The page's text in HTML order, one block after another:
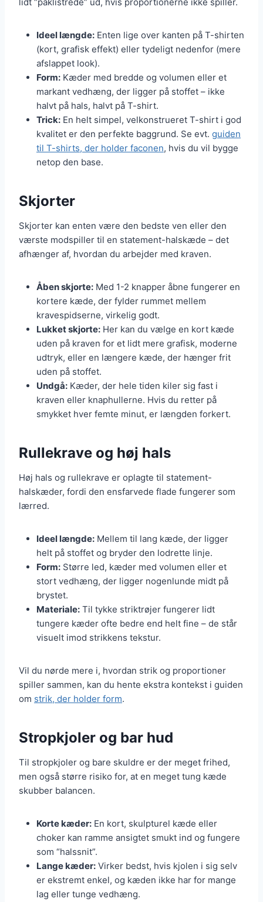
lidt “påklistrede” ud, hvis proportionerne ikke spiller.
Ideel længde: Enten lige over kanten på T-shirten
(kort, grafisk effekt) eller tydeligt nedenfor (mere
afslappet look).
Form: Kæder med bredde og volumen eller et
markant vedhæng, der ligger på stoffet – ikke
halvt på hals, halvt på T-shirt.
Trick: En helt simpel, velkonstrueret T-shirt i god
kvalitet er den perfekte baggrund. Se evt. guiden
til T-shirts, der holder faconen, hvis du vil bygge
netop den base.
Skjorter
Skjorter kan enten være den bedste ven eller den
værste modspiller til en statement-halskæde – det
afhænger af, hvordan du arbejder med kraven.
Åben skjorte: Med 1-2 knapper åbne fungerer en
kortere kæde, der fylder rummet mellem
kravespidserne, virkelig godt.
Lukket skjorte: Her kan du vælge en kort kæde
uden på kraven for et lidt mere grafisk, moderne
udtryk, eller en længere kæde, der hænger frit
uden på stoffet.
Undgå: Kæder, der hele tiden kiler sig fast i
kraven eller knaphullerne. Hvis du retter på
smykket hver femte minut, er længden forkert.
Rullekrave og høj hals
Høj hals og rullekrave er oplagte til statement-
halskæder, fordi den ensfarvede flade fungerer som
lærred.
Ideel længde: Mellem til lang kæde, der ligger
helt på stoffet og bryder den lodrette linje.
Form: Større led, kæder med volumen eller et
stort vedhæng, der ligger nogenlunde midt på
brystet.
Materiale: Til tykke striktrøjer fungerer lidt
tungere kæder ofte bedre end helt fine – de står
visuelt imod strikkens tekstur.
Vil du nørde mere i, hvordan strik og proportioner
spiller sammen, kan du hente ekstra kontekst i guiden
om strik, der holder form.
Stropkjoler og bar hud
Til stropkjoler og bare skuldre er der meget frihed,
men også større risiko for, at en meget tung kæde
skubber balancen.
Korte kæder: En kort, skulpturel kæde eller
choker kan ramme ansigtet smukt ind og fungere
som “halssnit”.
Lange kæder: Virker bedst, hvis kjolen i sig selv
er ekstremt enkel, og kæden ikke har for mange
lag eller tunge vedhæng.